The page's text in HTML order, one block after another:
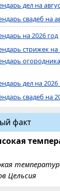
дел на
свадеб на
на 2026 год
стрижек на
дел на 2026
свадеб на
факт
Цельсия